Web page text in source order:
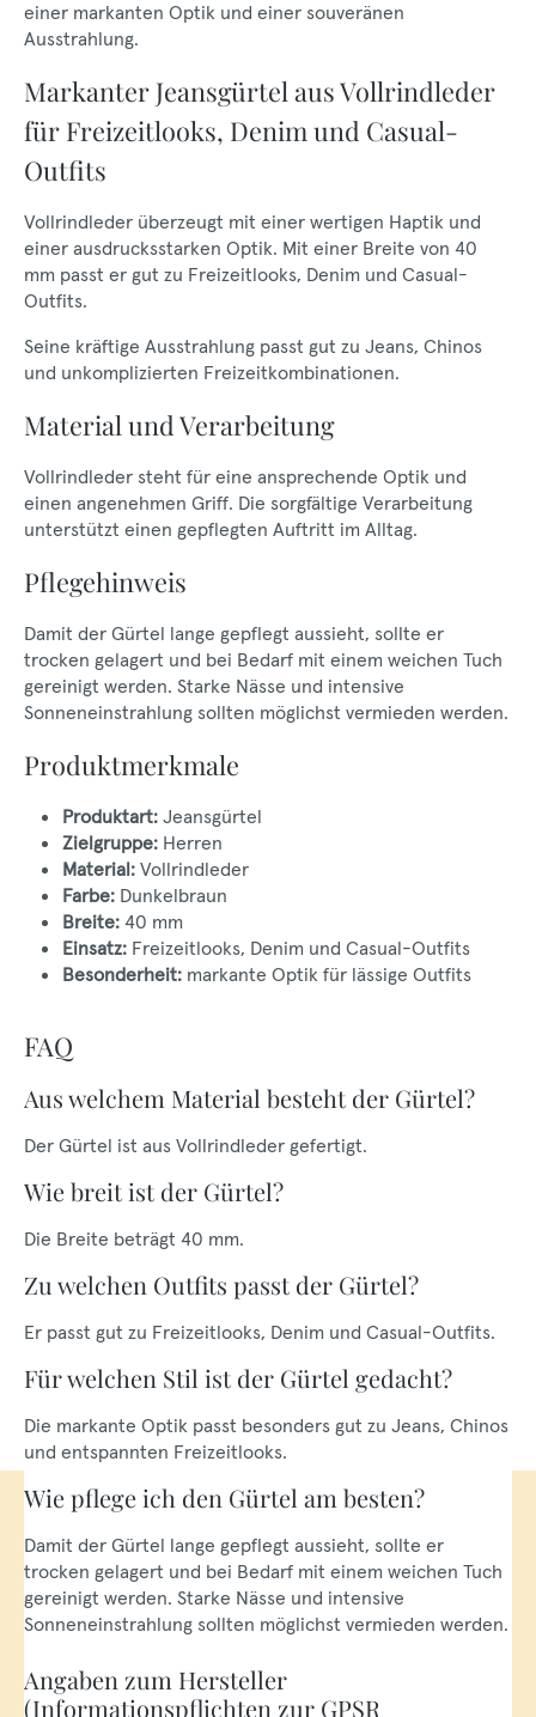
einer markanten Optik und einer souveränen
Ausstrahlung.
Markanter Jeansgürtel aus Vollrindleder
für Freizeitlooks, Denim und Casual-
Outfits
Vollrindleder überzeugt mit einer wertigen Haptik und
einer ausdrucksstarken Optik. Mit einer Breite von 40
mm passt er gut zu Freizeitlooks, Denim und Casual-
Outfits.
Seine kräftige Ausstrahlung passt gut zu Jeans, Chinos
und unkomplizierten Freizeitkombinationen.
Material und Verarbeitung
Vollrindleder steht für eine ansprechende Optik und
einen angenehmen Griff. Die sorgfältige Verarbeitung
unterstützt einen gepflegten Auftritt im Alltag.
Pflegehinweis
Damit der Gürtel lange gepflegt aussieht, sollte er
trocken gelagert und bei Bedarf mit einem weichen Tuch
gereinigt werden. Starke Nässe und intensive
Sonneneinstrahlung sollten möglichst vermieden werden.
Produktmerkmale
Produktart: Jeansgürtel
Zielgruppe: Herren
Material: Vollrindleder
Farbe: Dunkelbraun
Breite: 40 mm
Einsatz: Freizeitlooks, Denim und Casual-Outfits
Besonderheit: markante Optik für lässige Outfits
FAQ
Aus welchem Material besteht der Gürtel?
Der Gürtel ist aus Vollrindleder gefertigt.
Wie breit ist der Gürtel?
Die Breite beträgt 40 mm.
Zu welchen Outfits passt der Gürtel?
Er passt gut zu Freizeitlooks, Denim und Casual-Outfits.
Für welchen Stil ist der Gürtel gedacht?
Die markante Optik passt besonders gut zu Jeans, Chinos
und entspannten Freizeitlooks.
Wie pflege ich den Gürtel am besten?
Damit der Gürtel lange gepflegt aussieht, sollte er
trocken gelagert und bei Bedarf mit einem weichen Tuch
gereinigt werden. Starke Nässe und intensive
Sonneneinstrahlung sollten möglichst vermieden werden.
Angaben zum Hersteller
(Informationspflichten zur GPSR